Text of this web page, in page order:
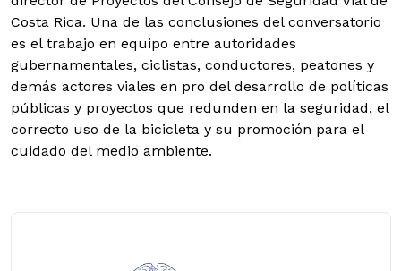
Costa Rica. Una de las conclusiones del conversatorio
es el trabajo en equipo entre autoridades
gubernamentales, ciclistas, conductores, peatones y
demás actores viales en pro del desarrollo de políticas
públicas y proyectos que redunden en la seguridad, el
correcto uso de la bicicleta y su promoción para el
cuidado del medio ambiente.